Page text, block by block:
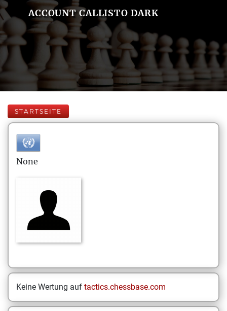
ACCOUNT CALLISTO DARK
STARTSEITE
None
Keine Wertung auf tactics.chessbase.com